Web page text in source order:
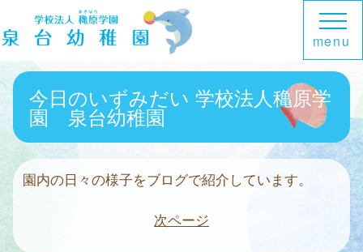
menu
今日のいずみだい 学校法人穐原学
園 泉台幼稚園
園内の日々の様子をブログで紹介しています。
次ページ